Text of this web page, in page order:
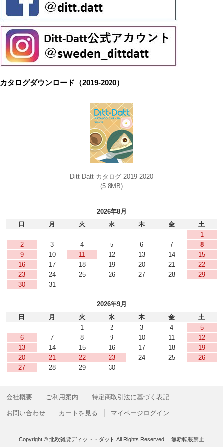
カタログダウンロード（2019-2020）
Ditt-Datt カタログ 2019-2020
(5.8MB)
2026年8月
日
月 火 水 木 金
土
1
2
3 4 5 6 7
8
9
10 11 12 13 14
15
16
17 18 19 20 21
22
23
24 25 26 27 28
29
30
31
2026年9月
日
月 火 水 木 金
土
1
2 3 4
5
6
7 8 9 10 11
12
13
14 15 16 17 18
19
20
21 22 23 24 25
26
27
28 29 30
会社概要 ご利用案内 特定商取引法に基づく表記
お問い合わせ カートを見る マイページログイン
Copyright © 北欧雑貨ディット・ダット All Rights Reserved. 無断転載禁止